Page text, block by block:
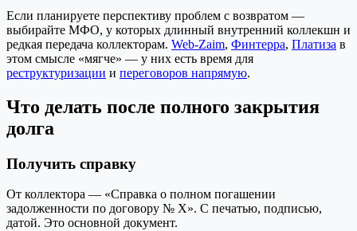
Если планируете перспективу проблем с возвратом —
выбирайте МФО, у которых длинный внутренний коллекшн и
редкая передача коллекторам. Web-Zaim, Финтерра, Платиза в
этом смысле «мягче» — у них есть время для
реструктуризации и переговоров напрямую.
Что делать после полного закрытия
долга
Получить справку
От коллектора — «Справка о полном погашении
задолженности по договору № X». С печатью, подписью,
датой. Это основной документ.